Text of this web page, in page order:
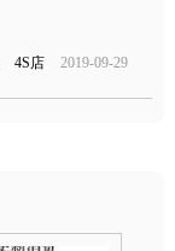
4S店 2019-09-29